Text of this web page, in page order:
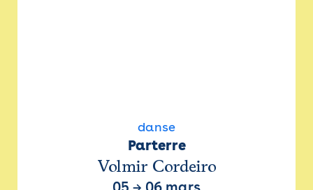
danse
Parterre
Volmir Cordeiro